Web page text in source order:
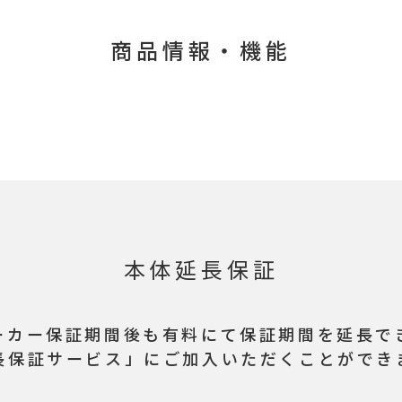
商品情報・機能
本体延長保証
カー保証期間後も 有料にて保証期間を延長で
保証サービス」に ご加入いただくことができ